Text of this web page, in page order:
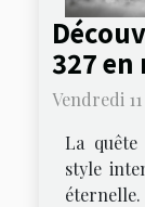
327
Vendredi 11
La
style
éternelle.